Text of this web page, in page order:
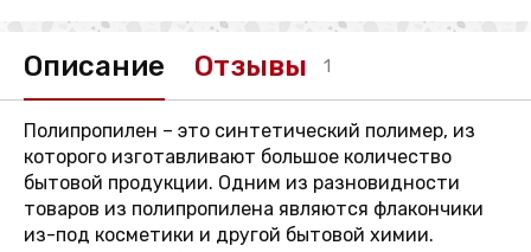
Описание Отзывы 1
Полипропилен – это синтетический полимер, из
которого изготавливают большое количество
бытовой продукции. Одним из разновидности
товаров из полипропилена являются флакончики
из-под косметики и другой бытовой химии.